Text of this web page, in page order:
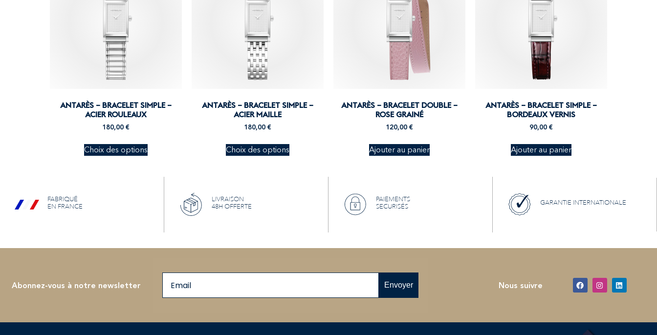
ANTARÈS – BRACELET SIMPLE –
ACIER ROULEAUX
180,00 €
Choix des options
ANTARÈS – BRACELET SIMPLE –
ACIER MAILLE
180,00 €
Choix des options
ANTARÈS – BRACELET DOUBLE –
ROSE GRAINÉ
120,00 €
Ajouter au panier
ANTARÈS – BRACELET SIMPLE –
BORDEAUX VERNIS
90,00 €
Ajouter au panier
FABRIQUÉ
EN FRANCE
LIVRAISON
48H OFFERTE
PAIEMENTS
SECURISÉS
GARANTIE INTERNATIONALE
Abonnez-vous à notre newsletter Envoyer Nous suivre